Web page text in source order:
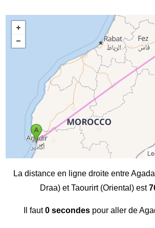
La distance en ligne droite entre
Draa) et Taourirt (Oriental) est
Il faut0 secondes pour aller de